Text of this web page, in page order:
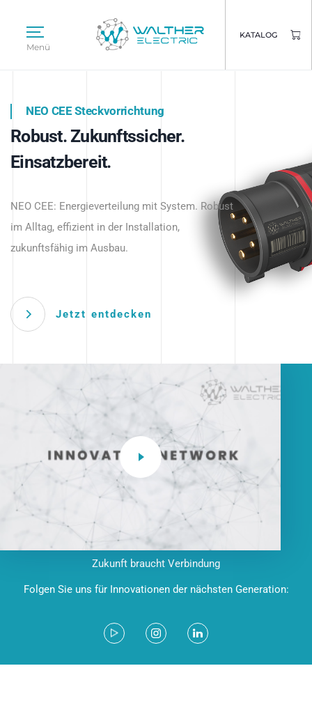
Menü
KATALOG
Intelligente Stromverteilung
beginnt hier.
NEO CEE Steckvorrichtung
Robust. Zukunftssicher.
Einsatzbereit.
NEO CEE: Energieverteilung mit System. Robust
im Alltag, effizient in der Installation,
zukunftsfähig im Ausbau.
Jetzt entdecken
Intelligenz trifft Energie.
Anwendungen – robust, IP-geschützt und
zukunftsfähig.
Zukunft braucht Verbindung
Folgen Sie uns für Innovationen der nächsten Generation: